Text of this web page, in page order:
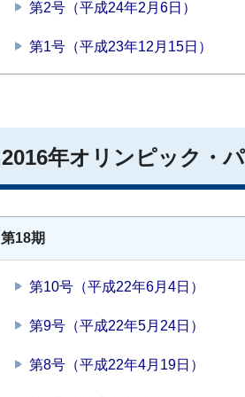
第2号（平成24年2月6日）
第1号（平成23年12月15日）
2016年オリンピック・
第18期
第10号（平成22年6月4日）
第9号（平成22年5月24日）
第8号（平成22年4月19日）